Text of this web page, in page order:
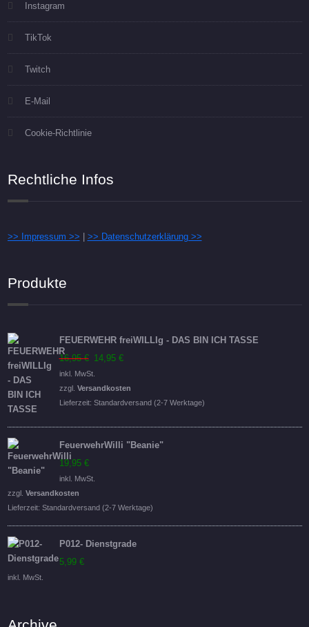
Instagram
TikTok
Twitch
E-Mail
Cookie-Richtlinie
Rechtliche Infos
>> Impressum >> >> Datenschutzerklärung >>
Produkte
FEUERWEHR freiWILLIg - DAS BIN ICH TASSE
16,95€ Ursprünglicher
Preis
war:
16,95 €
14,95 €
ist:
14,95 €.
inkl. MwSt.
zzgl. Versandkosten
Lieferzeit: Standardversand (2-7 Werktage)
FeuerwehrWilli "Beanie"
19,95 €
inkl. MwSt.
zzgl. Versandkosten
Lieferzeit: Standardversand (2-7 Werktage)
P012- Dienstgrade
5,99 €
inkl. MwSt.